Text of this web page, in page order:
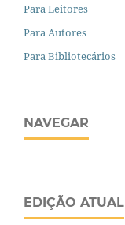
Para Leitores
Para Autores
Para Bibliotecários
NAVEGAR
EDIÇÃO ATUAL